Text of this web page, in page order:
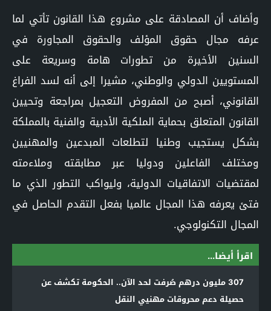
وأضاف أن المصادقة على مشروع هذا القانون تأتي لما
عرفه مجال حقوق المؤلف والحقوق المجاورة في
السنين الأخيرة من تطورات هامة وسريعة على
المستويين الدولي والوطني، مشيرا إلى أنه لسد الفراغ
القانوني، أصبح من المفروض التعجيل بمراجعة وتحيين
القانون المتعلق بحماية الملكية الأدبية والفنية بالمملكة
بشكل يستجيب وطنيا لتطلعات المبدعين والمهنيين
ومختلف الفاعلين ودوليا عبر مطابقته وملاءمته
لمقتضيات الاتفاقيات الدولية، وليواكب التطور الذي ما
فتئ يعرفه هذا المجال عالميا بفعل التقدم الحاصل في
المجال التكنولوجي.
اقرأ أيضا...
307 مليون درهم صُرفت لحد الآن.. الحكومة تكشف عن
حصيلة دعم محروقات مهنيي النقل